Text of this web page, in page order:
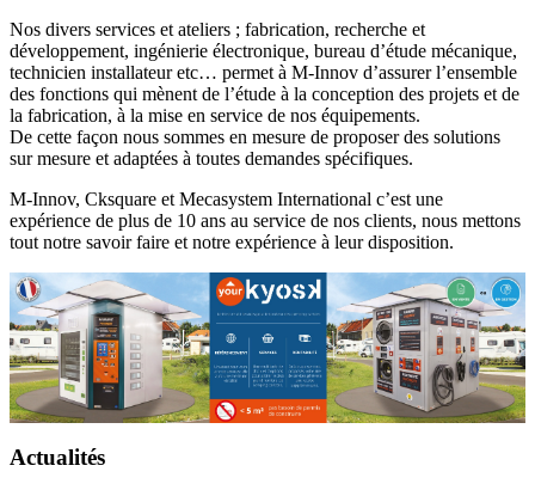
Nos divers services et ateliers ; fabrication, recherche et
développement, ingénierie électronique, bureau d’étude mécanique,
technicien installateur etc… permet à M-Innov d’assurer l’ensemble
des fonctions qui mènent de l’étude à la conception des projets et de
la fabrication, à la mise en service de nos équipements.
De cette façon nous sommes en mesure de proposer des solutions
sur mesure et adaptées à toutes demandes spécifiques.
M-Innov, Cksquare et Mecasystem International c’est une
expérience de plus de 10 ans au service de nos clients, nous mettons
tout notre savoir faire et notre expérience à leur disposition.
Actualités